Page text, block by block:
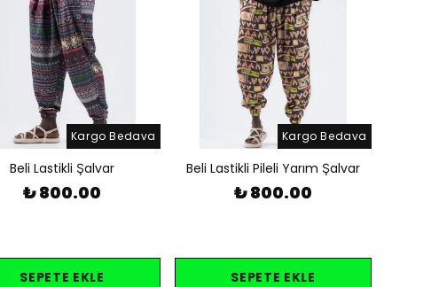
Kargo Bedava
Beli Lastikli Şalvar
₺ 800.00
SEPETE EKLE
Kargo Bedava
Beli Lastikli Pileli Yarım Şalvar
₺ 800.00
SEPETE EKLE